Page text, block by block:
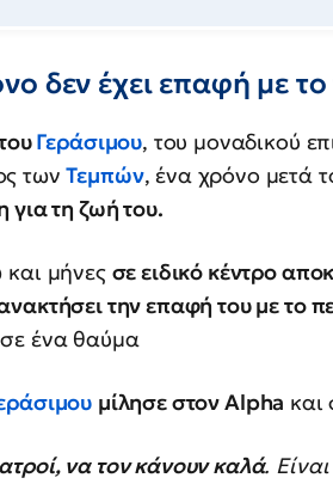
δεν έχει επαφή με
Γεράσιμου, του μοναδικού
τωνΤεμπών, ένα χρόνο μετά
για τη ζωή του.
και μήνες σε ειδικό κέντρο
την επαφή του με το
ένα θαύμα
μίλησε στονAlpha και
να τον κάνουν καλά.